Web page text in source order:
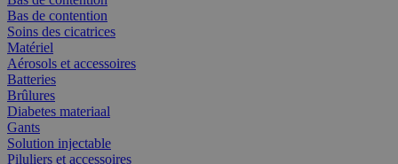
Bas de contention
Soins des cicatrices
Matériel
Aérosols et accessoires
Batteries
Brûlures
Diabetes materiaal
Gants
Solution injectable
Piluliers et accessoires